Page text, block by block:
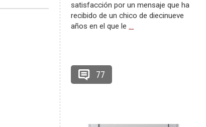
satisfacción por un mensaje que ha
recibido de un chico de diecinueve
años en el que le…
77